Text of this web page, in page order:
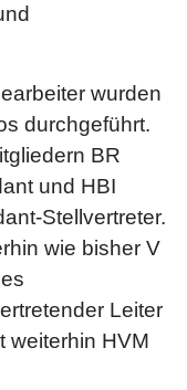
wurden
durchgeführt.
BR
und HBI
Stellvertreter.
wie bisher V
Leiter
weiterhin HVM